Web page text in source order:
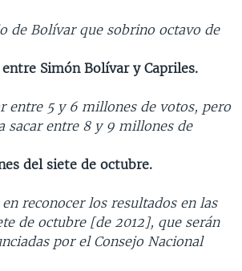
de Bolívar que sobrino octavo de
Simón Bolívar y Capriles.
entre 5 y 6 millones de votos, pero
sacar entre 8 y 9 millones de
del siete de octubre.
reconocer los resultados en las
de octubre [de 2012], que serán
por el Consejo Nacional